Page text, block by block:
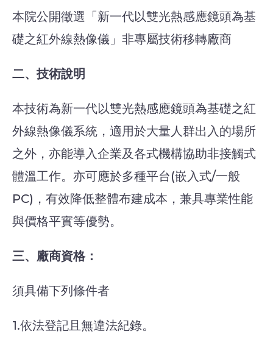
本院公開徵選「新一代以雙光熱感應鏡頭為基
礎之紅外線熱像儀」非專屬技術移轉廠商
二、技術說明
本技術為新一代以雙光熱感應鏡頭為基礎之紅
外線熱像儀系統，適用於大量人群出入的場所
之外，亦能導入企業及各式機構協助非接觸式
體溫工作。亦可應於多種平台(嵌入式/一般
PC)，有效降低整體布建成本，兼具專業性能
與價格平實等優勢。
三、廠商資格：
須具備下列條件者
1.依法登記且無違法紀錄。